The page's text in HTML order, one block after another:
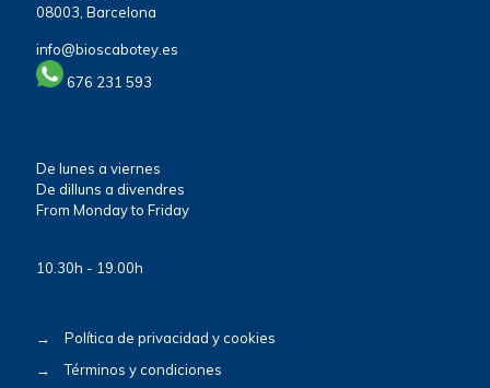
08003, Barcelona
info@bioscabotey.es
676 231 593
De lunes a viernes
De dilluns a divendres
From Monday to Friday
10.30h - 19.00h
→
Política de privacidad y cookies
→
Términos y condiciones